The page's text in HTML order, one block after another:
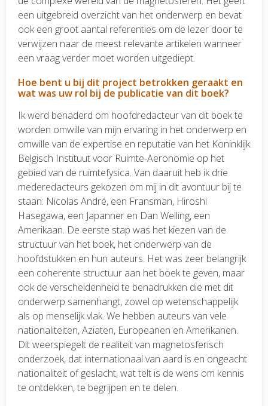
een uitgebreid overzicht van het onderwerp en bevat
ook een groot aantal referenties om de lezer door te
verwijzen naar de meest relevante artikelen wanneer
een vraag verder moet worden uitgediept.
Hoe bent u bij dit project betrokken geraakt en
wat was uw rol bij de publicatie van dit boek?
Ik werd benaderd om hoofdredacteur van dit boek te
worden omwille van mijn ervaring in het onderwerp en
omwille van de expertise en reputatie van het Koninklijk
Belgisch Instituut voor Ruimte-Aeronomie op het
gebied van de ruimtefysica. Van daaruit heb ik drie
mederedacteurs gekozen om mij in dit avontuur bij te
staan: Nicolas André, een Fransman, Hiroshi
Hasegawa, een Japanner en Dan Welling, een
Amerikaan. De eerste stap was het kiezen van de
structuur van het boek, het onderwerp van de
hoofdstukken en hun auteurs. Het was zeer belangrijk
een coherente structuur aan het boek te geven, maar
ook de verscheidenheid te benadrukken die met dit
onderwerp samenhangt, zowel op wetenschappelijk
als op menselijk vlak. We hebben auteurs van vele
nationaliteiten, Aziaten, Europeanen en Amerikanen.
Dit weerspiegelt de realiteit van magnetosferisch
onderzoek, dat internationaal van aard is en ongeacht
nationaliteit of geslacht, wat telt is de wens om kennis
te ontdekken, te begrijpen en te delen.